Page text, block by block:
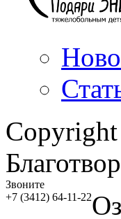
Звоните
+7 (3412) 64-11-22